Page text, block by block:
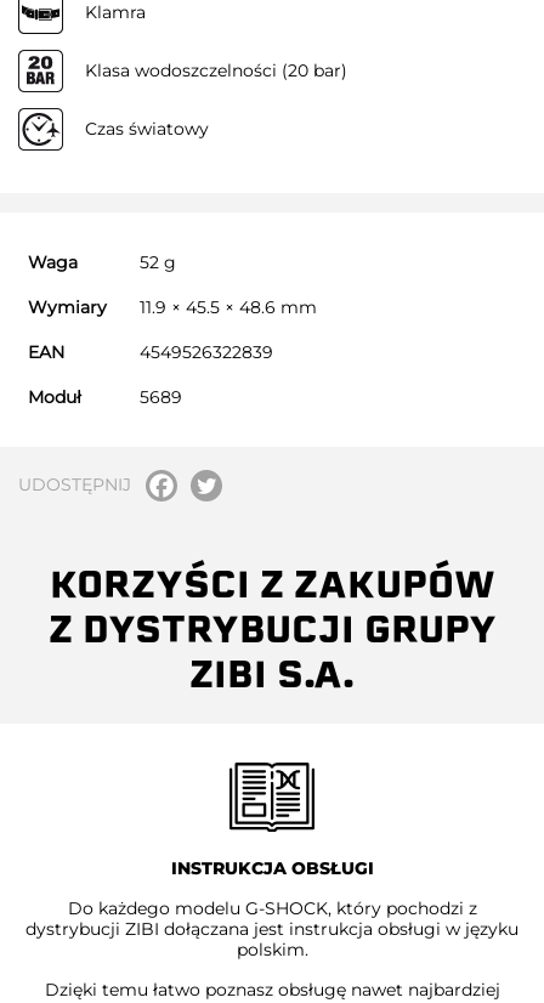
Klamra
Klasa wodoszczelności (20 bar)
Czas światowy
Waga 52 g
Wymiary 11.9 × 45.5 × 48.6 mm
EAN 4549526322839
Moduł 5689
UDOSTĘPNIJ
KORZYŚCI Z ZAKUPÓW
Z DYSTRYBUCJI GRUPY
ZIBI S.A.
INSTRUKCJA OBSŁUGI
Do każdego modelu G-SHOCK, który pochodzi z
dystrybucji ZIBI dołączana jest instrukcja obsługi w języku
polskim.
Dzięki temu łatwo poznasz obsługę nawet najbardziej